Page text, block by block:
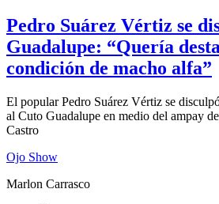
Pedro Suárez Vértiz se
Guadalupe: “Quería
condición de macho alfa”
El popular Pedro Suárez Vértiz se
al Cuto Guadalupe en medio del ampay
Castro
Ojo Show
Marlon Carrasco